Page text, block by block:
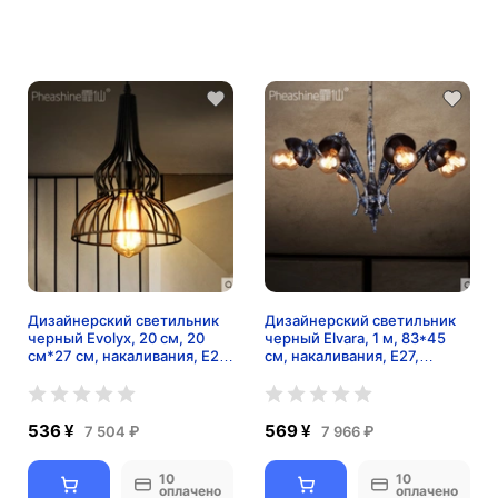
Дизайнерский светильник
черный Evolyx, 20 см, 20
см*27 см, накаливания, E27,
черный
536 ¥ 7 504 ₽
10
оплачено
Дизайнерский светильник
черный Elvara, 1 м, 83*45
см, накаливания, E27,
черный
569 ¥ 7 966 ₽
10
оплачено